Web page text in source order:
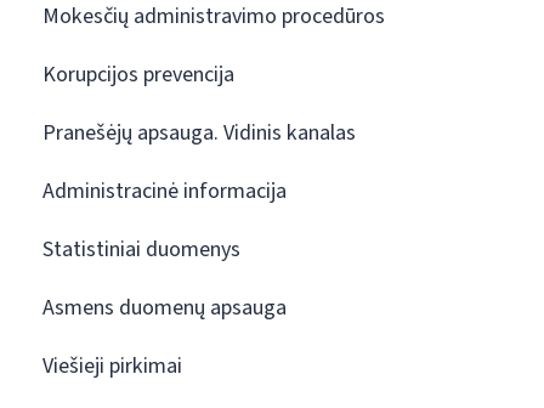
Mokesčių administravimo procedūros
Korupcijos prevencija
Pranešėjų apsauga. Vidinis kanalas
Administracinė informacija
Statistiniai duomenys
Asmens duomenų apsauga
Viešieji pirkimai